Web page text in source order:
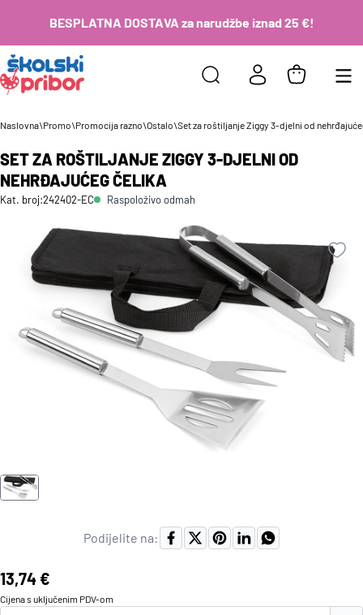
BESPLATNA DOSTAVA za narudžbe iznad 25 €!
Podijelite na:
Naslovna\Promo\Promocija razno\Ostalo\Set za roštiljanje Ziggy 3-djelni od
SET ZA ROŠTILJANJE ZIGGY 3-DJELNI OD
NEHRĐAJUĆEG ČELIKA
Kat. broj:242402-EC Raspoloživo odmah
Cijena:
13,74 €
Cijena s uključenim PDV-om